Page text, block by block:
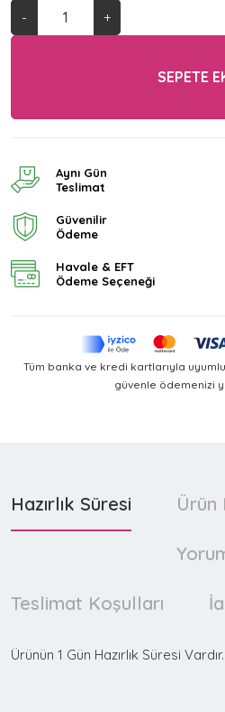
- +
SEPETE
Aynı Gün
Teslimat
Güvenilir
Ödeme
Havale & EFT
Ödeme Seçeneği
Tüm banka ve kredi kartlarıyla uyumlu
güvenle ödemenizi
Hazırlık Süresi Ürün
Teslimat Koşulları
Ürünün 1 Gün Hazırlık Süresi Vardır.